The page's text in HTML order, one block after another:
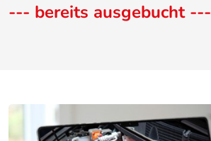
--- bereits ausgebucht ---